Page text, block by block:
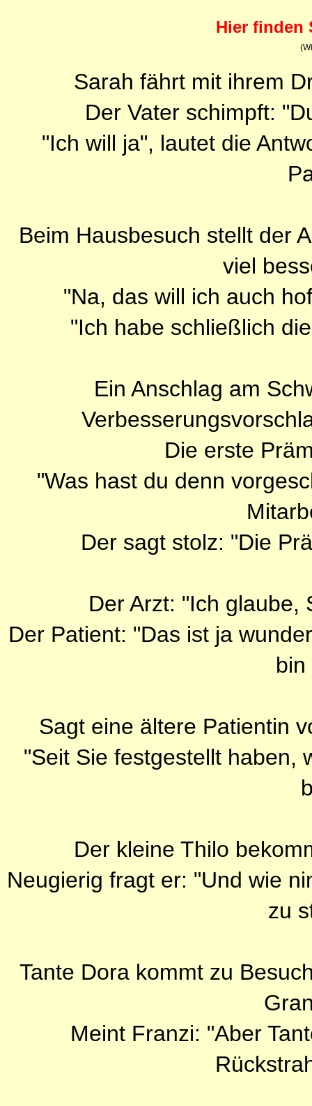
Hier finden
Sarah fährt mit ihrem
Der Vater schimpft:
"Ich will ja", lautet die
Beim Hausbesuch stellt der
viel
"Na, das will ich auch
"Ich habe schließlich
Ein Anschlag am
Die erste
"Was hast du denn
Der sagt stolz: "Die
Der Arzt: "Ich glaube,
Der Patient: "Das ist ja
bin
Sagt eine ältere Patientin
"Seit Sie festgestellt haben,
Der kleine Thilo
Neugierig fragt er: "Und wie
zu
Tante Dora kommt zu
Meint Franzi: "Aber